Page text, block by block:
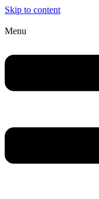
Skip to content
Menu